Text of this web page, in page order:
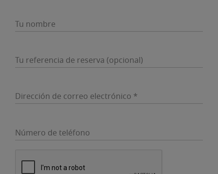
Tu nombre
Tu referencia de reserva (opcional)
Dirección de correo electrónico *
Número de teléfono